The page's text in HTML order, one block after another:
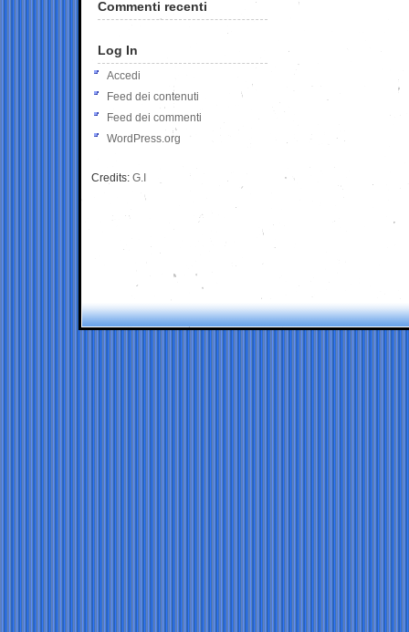
Commenti recenti
Log In
Accedi
Feed dei contenuti
Feed dei commenti
WordPress.org
Credits: G.I